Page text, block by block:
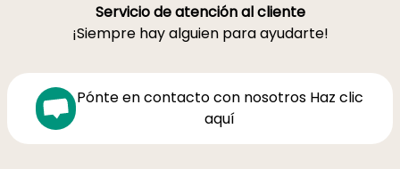
Servicio de atención al cliente
¡Siempre hay alguien para ayudarte!
Pónte en contacto con nosotros Haz clic
aquí